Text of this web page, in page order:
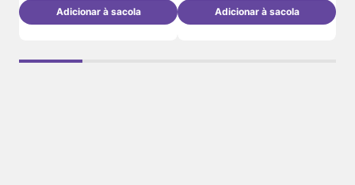
Adicionar à sacola Adicionar à sacola